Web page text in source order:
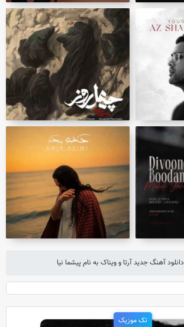
دانلود آهنگ جدید آرتا و ویناک به نام پیشما نیا
تک موزیک